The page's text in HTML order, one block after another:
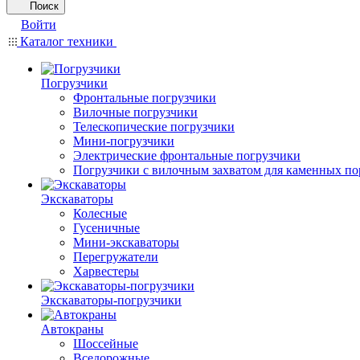
Поиск
Войти
Каталог техники
Погрузчики
Фронтальные погрузчики
Вилочные погрузчики
Телескопические погрузчики
Мини-погрузчики
Электрические фронтальные погрузчики
Погрузчики с вилочным захватом для каменных
Экскаваторы
Колесные
Гусеничные
Мини-экскаваторы
Перегружатели
Харвестеры
Экскаваторы-погрузчики
Автокраны
Шоссейные